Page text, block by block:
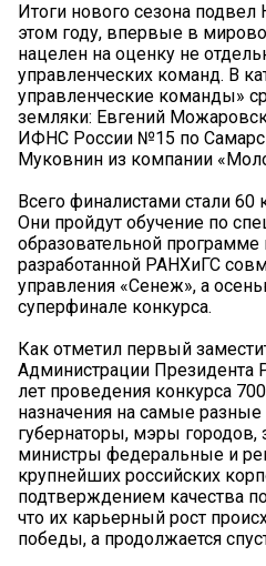
Итоги нового сезона
этом году, впервые в
нацелен на оценку не
управленческих команд. В
управленческие команды»
земляки: Евгений
ИФНС России №15 по
Муковнин из компании
Всего финалистами стали
Они пройдут обучение по
образовательной
разработанной РАНХиГС
управления «Сенеж», а
суперфинале конкурса.
Как отметил первый
Администрации Президента
лет проведения конкурса
назначения на самые
губернаторы, мэры городов,
министры федеральные и
крупнейших российских
подтверждением качества
что их карьерный рост
победы, а продолжается